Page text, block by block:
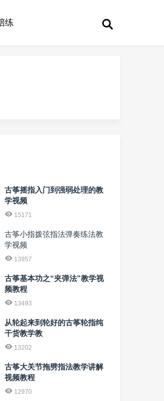
练
古筝摇指入门到强弱处理的教
学视频
15171
古筝小指拨弦指法弹奏练法教
学视频
13957
古筝基本功之“夹弹法”教学视
频教程
13493
从轮起来到轮好的古筝轮指纯
干货教学教
13202
古筝大关节拖劈指法教学讲解
视频教程
12970